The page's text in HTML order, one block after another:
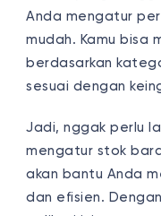
Anda mengatur
mudah. Kamu bisa
berdasarkan
sesuai dengan
Jadi, nggak perlu
mengatur stok
akan bantu Anda
dan efisien.